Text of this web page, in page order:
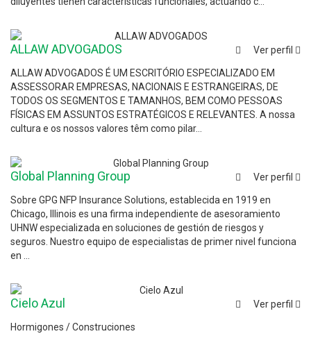
Ver perfil
ALLAW ADVOGADOS
ALLAW ADVOGADOS É UM ESCRITÓRIO ESPECIALIZADO EM
ASSESSORAR EMPRESAS, NACIONAIS E ESTRANGEIRAS, DE
TODOS OS SEGMENTOS E TAMANHOS, BEM COMO PESSOAS
FÍSICAS EM ASSUNTOS ESTRATÉGICOS E RELEVANTES. A nossa
cultura e os nossos valores têm como pilar...
Ver perfil
Global Planning Group
Sobre GPG NFP Insurance Solutions, establecida en 1919 en
Chicago, Illinois es una firma independiente de asesoramiento
UHNW especializada en soluciones de gestión de riesgos y
seguros. Nuestro equipo de especialistas de primer nivel funciona
en ...
Ver perfil
Cielo Azul
Hormigones / Construciones